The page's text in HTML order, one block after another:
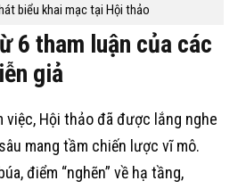
biểu khai mạc tại Hội thảo
6 tham luận của các
giả
việc, Hội thảo đã được lắng nghe
mang tầm chiến lược vĩ mô.
điểm “nghẽn” về hạ tầng,